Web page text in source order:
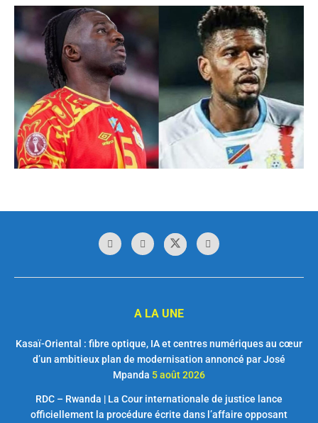
A LA UNE
Kasaï-Oriental : fibre optique, IA et centres numériques au cœur
d’un ambitieux plan de modernisation annoncé par José
Mpanda 5 août 2026
RDC – Rwanda | La Cour internationale de justice lance
officiellement la procédure écrite dans l’affaire opposant